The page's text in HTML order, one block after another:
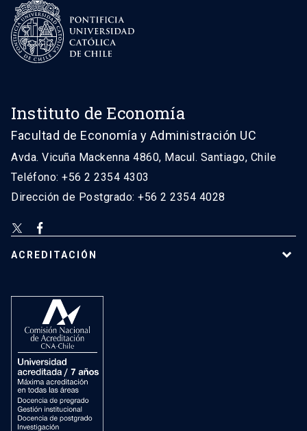
Instituto de Economía
Facultad de Economía y Administración UC
Avda. Vicuña Mackenna 4860, Macul. Santiago, Chile
Teléfono: +56 2 2354 4303
Dirección de Postgrado: +56 2 2354 4028
ACREDITACIÓN